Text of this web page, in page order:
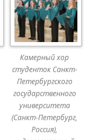
Камерный хор
студенток Санкт-
Петербургского
государственного
университета
(Санкт-Петербург,
Россия),